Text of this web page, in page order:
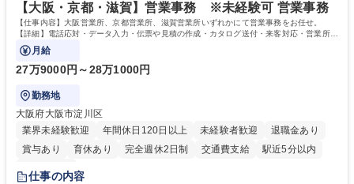
を込めてコミュニケーションをとりながら広報関連業務を行っておりま
す。 学歴・資格 学歴：大学院 大学 高専 短大 専修学校 高校 語学力： 資
格：
【大阪・京都・滋賀】営業事務 ※未経験可 営業事務
【仕事内容】大阪営業所、京都営業所、滋賀営業所いずれかにて営業事務をお任せ。
【詳細】電話応対・データ入力・伝票や見積の作成・カタログ送付・来客対応・営業所内
で発生する事務業務や業務改善をお任せ。
月給
27万9000円～28万1000円
勤務地
大阪府大阪市淀川区
業界未経験歓迎
年間休日120日以上 未経験者歓迎
退職金あり
賞与あり
育休あり 完全週休2日制 交通費支給
駅近5分以内
土日祝休み
仕事の内容